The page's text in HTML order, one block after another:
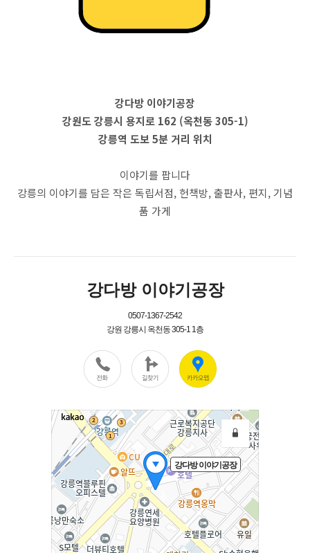
강다방 이야기공장
강원도 강릉시 용지로 162 (옥천동 305-1)
강릉역 도보 5분 거리 위치
이야기를 팝니다
강릉의 이야기를 담은 작은 독립서점, 헌책방, 출판사, 편지, 기념
품 가게